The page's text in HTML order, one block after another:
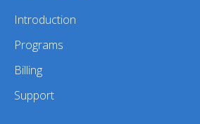
Introduction
Programs
Billing
Support